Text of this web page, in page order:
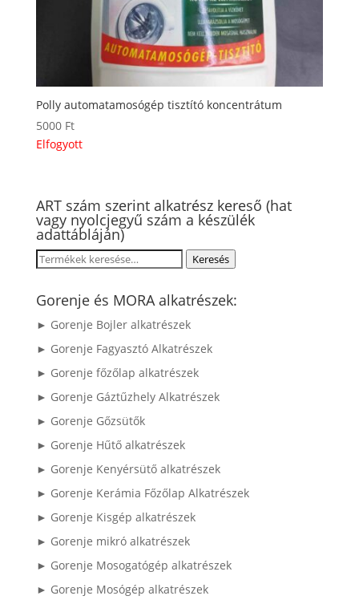
Polly automatamosógép tisztító koncentrátum
5000 Ft
Elfogyott
ART szám szerint alkatrész kereső (hat
vagy nyolcjegyű szám a készülék
adattábláján)
Keresés
következőre:
Keresés
Gorenje és MORA alkatrészek:
► Gorenje Bojler alkatrészek
► Gorenje Fagyasztó Alkatrészek
► Gorenje főzőlap alkatrészek
► Gorenje Gáztűzhely Alkatrészek
► Gorenje Gőzsütők
► Gorenje Hűtő alkatrészek
► Gorenje Kenyérsütő alkatrészek
► Gorenje Kerámia Főzőlap Alkatrészek
► Gorenje Kisgép alkatrészek
► Gorenje mikró alkatrészek
► Gorenje Mosogatógép alkatrészek
► Gorenje Mosógép alkatrészek